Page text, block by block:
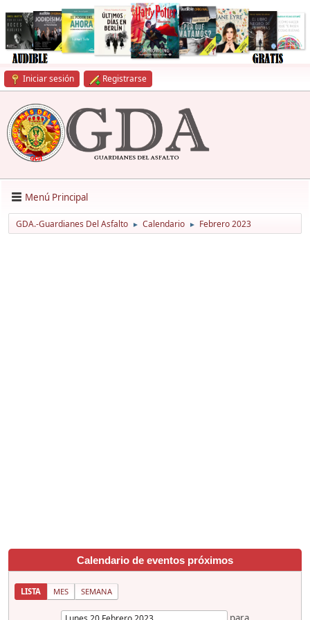
Iniciar sesión Registrarse
Menú Principal
GDA.-Guardianes Del Asfalto ► Calendario ► Febrero 2023
Calendario de eventos próximos
LISTA MES SEMANA